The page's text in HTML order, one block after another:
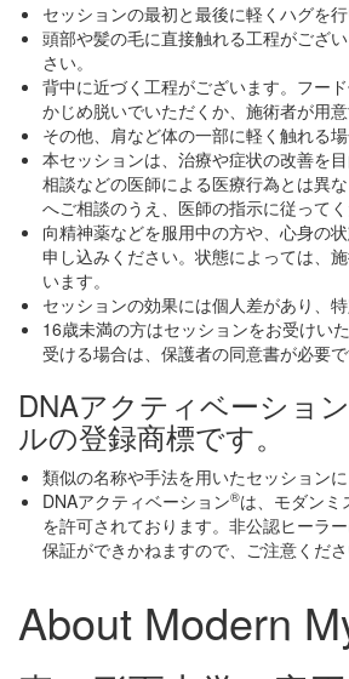
セッションの最初と最後に軽くハグを行
頭部や髪の毛に直接触れる工程がござ
さい。
背中に近づく工程がございます。フー
かじめ脱いでいただくか、施術者が用
その他、肩など体の一部に軽く触れる場
本セッションは、治療や症状の改善を
相談などの医師による医療行為とは異
へご相談のうえ、医師の指示に従ってく
向精神薬などを服用中の方や、心身の
申し込みください。状態によっては、
います。
セッションの効果には個人差があり、
16歳未満の方はセッションをお受けい
受ける場合は、保護者の同意書が必要で
DNAアクティベーション
ルの登録商標です。
類似の名称や手法を用いたセッションに
DNAアクティベーション®は、モダンミ
を許可されております。非公認ヒーラ
保証ができかねますので、ご注意くださ
About Modern